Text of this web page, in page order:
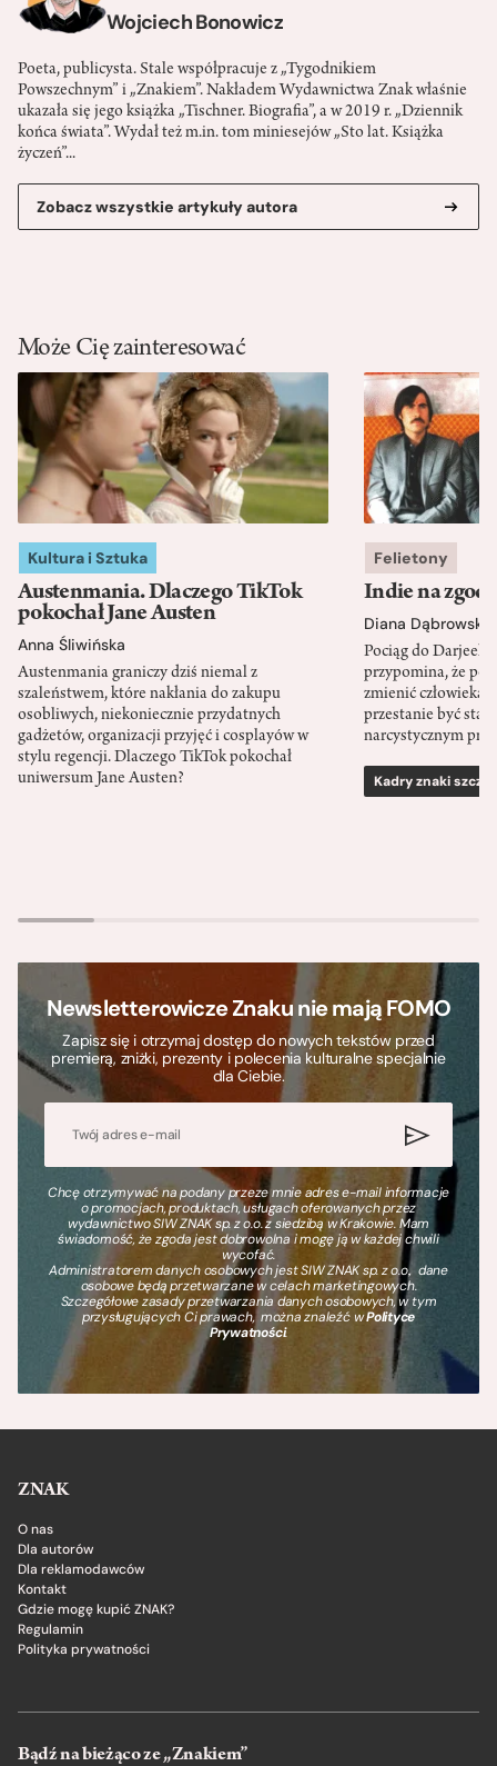
Wojciech Bonowicz
Poeta, publicysta. Stale współpracuje z „Tygodnikiem
Powszechnym” i „Znakiem”. Nakładem Wydawnictwa Znak właśnie
ukazała się jego książka „Tischner. Biografia”, a w 2019 r. „Dziennik
końca świata”. Wydał też m.in. tom miniesejów „Sto lat. Książka
życzeń”...
Zobacz wszystkie artykuły autora
Może Cię zainteresować
Kultura i Sztuka
Austenmania. Dlaczego TikTok
pokochał Jane Austen
Anna Śliwińska
Austenmania graniczy dziś niemal z
szaleństwem, które nakłania do zakupu
osobliwych, niekoniecznie przydatnych
gadżetów, organizacji przyjęć i cosplayów w
stylu regencji. Dlaczego TikTok pokochał
uniwersum Jane Austen?
Felietony
Indie na
Diana Dąbrowska
Pociąg do
przypomina, że
zmienić człowieka
przestanie być
narcystycznym
Kadry znaki
Newsletterowicze Znaku nie mają FOMO
Zapisz się i otrzymaj dostęp do nowych tekstów przed
premierą, zniżki, prezenty i polecenia kulturalne specjalnie
dla Ciebie.
Chcę otrzymywać na podany przeze mnie adres e-mail informacje
o promocjach, produktach, usługach oferowanych przez
wydawnictwo SIW ZNAK sp. z o.o. z siedzibą w Krakowie. Mam
świadomość, że zgoda jest dobrowolna i mogę ją w każdej chwili
wycofać.
Administratorem danych osobowych jest SIW ZNAK sp. z o.o., dane
osobowe będą przetwarzane w celach marketingowych.
Szczegółowe zasady przetwarzania danych osobowych, w tym
przysługujących Ci prawach, można znaleźć wPolityce
Prywatności.
ZNAK
O nas
Dla autorów
Dla reklamodawców
Kontakt
Gdzie mogę kupić ZNAK?
Regulamin
Polityka prywatności
Bądź na bieżąco ze „Znakiem”